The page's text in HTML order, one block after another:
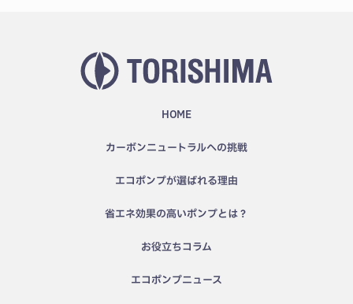
HOME
カーボンニュートラルへの挑戦
エコポンプが選ばれる理由
省エネ効果の高いポンプとは？
お役立ちコラム
エコポンプニュース